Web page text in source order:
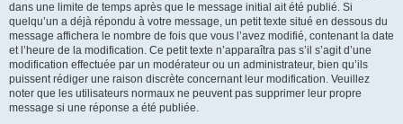
dans une limite de temps après que le message initial ait été publié. Si
quelqu’un a déjà répondu à votre message, un petit texte situé en dessous du
message affichera le nombre de fois que vous l’avez modifié, contenant la date
et l’heure de la modification. Ce petit texte n’apparaîtra pas s’il s’agit d’une
modification effectuée par un modérateur ou un administrateur, bien qu’ils
puissent rédiger une raison discrète concernant leur modification. Veuillez
noter que les utilisateurs normaux ne peuvent pas supprimer leur propre
message si une réponse a été publiée.